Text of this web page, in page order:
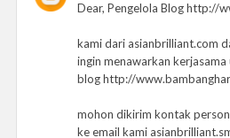
Dear, Pengelola Blog http://
kami dari asianbrilliant.com
ingin menawarkan
blog http://
mohon dikirim kontak
ke email kami